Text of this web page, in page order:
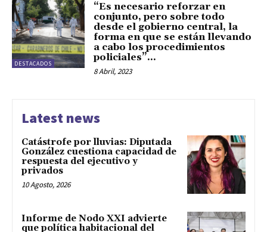
DESTACADOS
“Es necesario reforzar en
conjunto, pero sobre todo
desde el gobierno central, la
forma en que se están llevando
a cabo los procedimientos
policiales”...
8 Abril, 2023
Latest news
Catástrofe por lluvias: Diputada
González cuestiona capacidad de
respuesta del ejecutivo y
privados
10 Agosto, 2026
Informe de Nodo XXI advierte
que política habitacional del